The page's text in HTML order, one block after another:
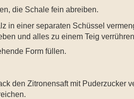
die Schale fein abreiben.
in einer separaten Schüssel
und alles zu einem Teig
Form füllen.
den Zitronensaft mit Puderzucker